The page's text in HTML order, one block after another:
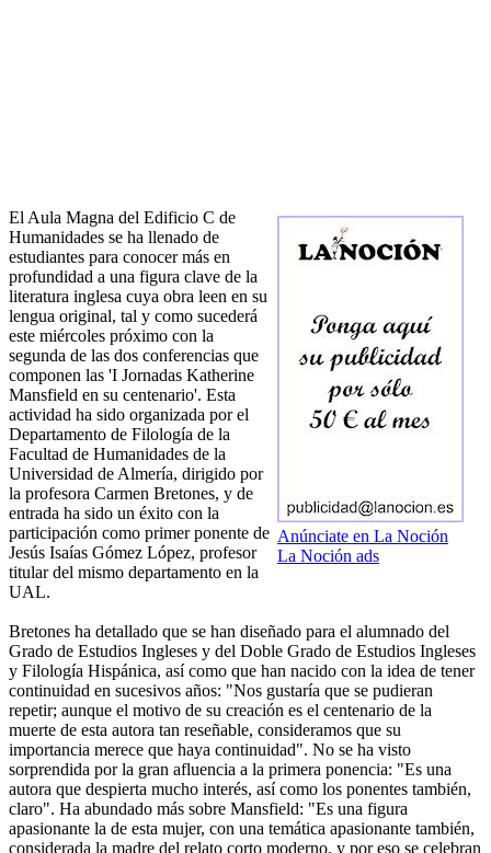
Anúnciate en La Noción
La Noción ads
El Aula Magna del Edificio C de
Humanidades se ha llenado de
estudiantes para conocer más en
profundidad a una figura clave de la
literatura inglesa cuya obra leen en su
lengua original, tal y como sucederá
este miércoles próximo con la
segunda de las dos conferencias que
componen las 'I Jornadas Katherine
Mansfield en su centenario'. Esta
actividad ha sido organizada por el
Departamento de Filología de la
Facultad de Humanidades de la
Universidad de Almería, dirigido por
la profesora Carmen Bretones, y de
entrada ha sido un éxito con la
participación como primer ponente de
Jesús Isaías Gómez López, profesor
titular del mismo departamento en la
UAL.
Bretones ha detallado que se han diseñado para el alumnado del
Grado de Estudios Ingleses y del Doble Grado de Estudios Ingleses
y Filología Hispánica, así como que han nacido con la idea de tener
continuidad en sucesivos años: "Nos gustaría que se pudieran
repetir; aunque el motivo de su creación es el centenario de la
muerte de esta autora tan reseñable, consideramos que su
importancia merece que haya continuidad". No se ha visto
sorprendida por la gran afluencia a la primera ponencia: "Es una
autora que despierta mucho interés, así como los ponentes también,
claro". Ha abundado más sobre Mansfield: "Es una figura
apasionante la de esta mujer, con una temática apasionante también,
considerada la madre del relato corto moderno, y por eso se celebran